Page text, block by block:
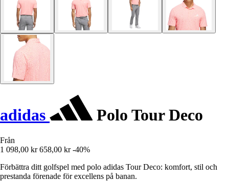
adidas Polo Tour Deco
Från
1 098,00 kr 658,00 kr -40%
Förbättra ditt golfspel med polo adidas Tour Deco: komfort, stil och
prestanda förenade för excellens på banan.